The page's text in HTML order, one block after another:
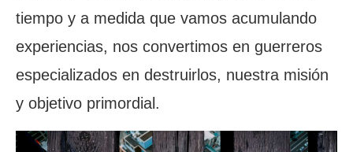
tiempo y a medida que vamos acumulando
experiencias, nos convertimos en guerreros
especializados en destruirlos, nuestra misión
y objetivo primordial.